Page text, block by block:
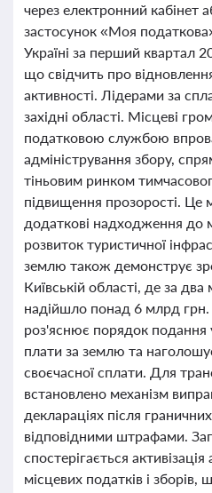
через електронний кабінет
застосунок «Моя
Україні за перший квартал
що свідчить про
активності. Лідерами за
західні області. Місцеві
податковою службою
адміністрування збору,
тіньовим ринком
підвищення прозорості. Це
додаткові надходження до
розвиток туристичної
землю також демонструє
Київській області, де за два
надійшло понад 6 млрд
роз'яснює порядок подання
плати за землю та
своєчасної сплати. Для
встановлено механізм
деклараціях після граничних
відповідними штрафами.
спостерігається
місцевих податків і